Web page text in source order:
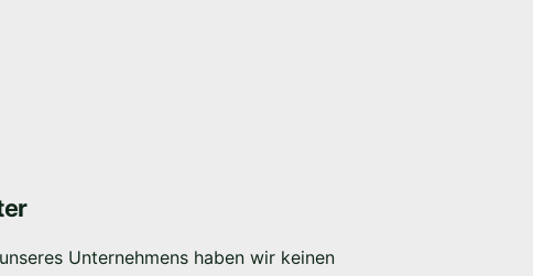
Unternehmens haben wir keinen